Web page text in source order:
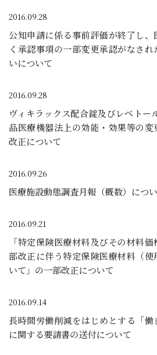
2016.09.28
公知申請に係る事前評価が終了し
く承認事項の一部変更承認がなさ
いについて
2016.09.28
ヴィキラックス配合錠及びレベト
品医療機器法上の効能・効果等の
改正について
2016.09.26
医療施設動態調査月報（概数）につ
2016.09.21
「特定保険医療材料及びその材料
部改正に伴う特定保険医療材料（
いて」の一部改正について
2016.09.14
長時間労働削減をはじめとする「
に関する要請書の送付について